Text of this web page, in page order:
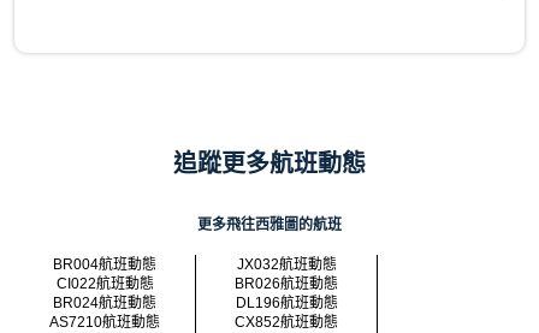
追蹤更多航班動態
更多飛往西雅圖的航班
BR004航班動態
JX032航班動態
CI022航班動態
BR026航班動態
BR024航班動態
DL196航班動態
AS7210航班動態
CX852航班動態